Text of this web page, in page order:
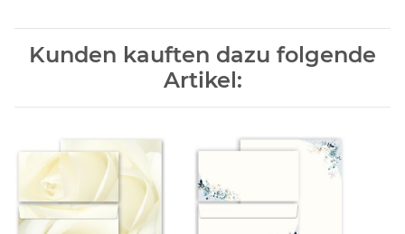
Kunden kauften dazu folgende
Artikel: